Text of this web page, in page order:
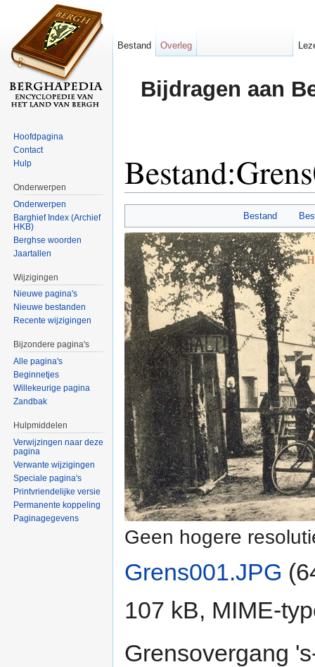
Bijdragen aan
Bestand
Geen hogere
Grens001.JPG
107 kB, MIME-
Grensovergang
Bestand Overleg
Hoofdpagina
Contact
Hulp
Onderwerpen
Onderwerpen
Barghief Index (Archief
HKB)
Berghse woorden
Jaartallen
Wijzigingen
Nieuwe pagina's
Nieuwe bestanden
Recente wijzigingen
Bijzondere pagina's
Alle pagina's
Beginnetjes
Willekeurige pagina
Zandbak
Hulpmiddelen
Verwijzingen naar deze
pagina
Verwante wijzigingen
Speciale pagina's
Printvriendelijke versie
Permanente koppeling
Paginagegevens